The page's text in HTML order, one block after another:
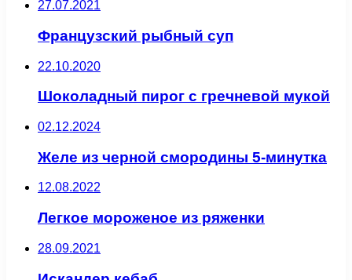
27.07.2021
Французский рыбный суп
22.10.2020
Шоколадный пирог с гречневой мукой
02.12.2024
Желе из черной смородины 5-минутка
12.08.2022
Легкое мороженое из ряженки
28.09.2021